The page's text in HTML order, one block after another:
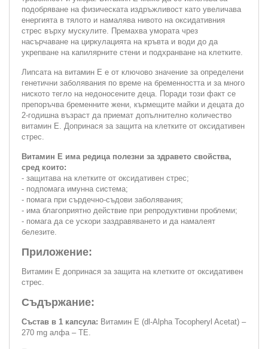
подобряване на физическата издръжливост като увеличава
енергията в тялото и намалява нивото на оксидативния
стрес върху мускулите. Премахва умората чрез
насърчаване на циркулацията на кръвта и води до да
укрепване на капилярните стени и подхранване на клетките.
Липсата на витамин Е е от ключово значение за определени
генетични заболявания по време на бременността и за много
ниското тегло на недоносените деца. Поради този факт се
препоръчва бременните жени, кърмещите майки и децата до
2-годишна възраст да приемат допълнително количество
витамин Е. Допринася за защита на клетките от оксидативен
стрес.
Витамин Е има редица полезни за здравето свойства,
сред които:
- защитава на клетките от оксидативен стрес;
- подпомага имунна система;
- помага при сърдечно-съдови заболявания;
- има благоприятно действие при репродуктивни проблеми;
- помага да се ускори заздравяването и да намалеят
белезите.
Приложение:
Витамин Е допринася за защита на клетките от оксидативен
стрес.
Съдържание:
Състав в 1 капсула: Витамин Е (dl-Alpha Tocopheryl Acetat) –
270 mg алфа – ТЕ.